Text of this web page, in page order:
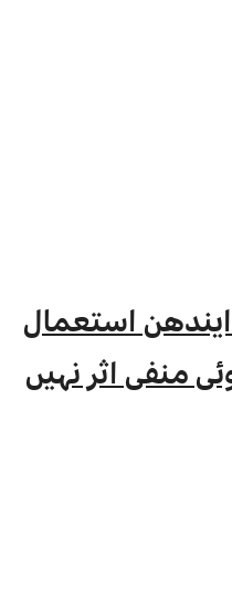
استعمال
منفی اثر نہیں